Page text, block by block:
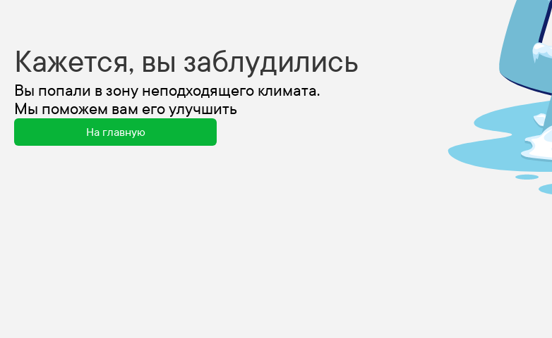
Кажется, вы заблудились
Вы попали в зону неподходящего климата.
Мы поможем вам его улучшить
На главную